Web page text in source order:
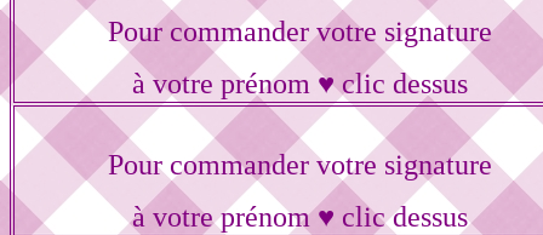
Pour commander votre signature
à votre prénom ♥ clic dessus
Pour commander votre signature
à votre prénom ♥ clic dessus